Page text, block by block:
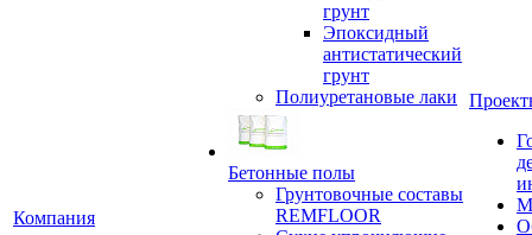
Компания
грунт
Эпоксидный
антистатический
грунт
Полиуретановые лаки
Бетонные полы
Грунтовочные составы
REMFLOOR